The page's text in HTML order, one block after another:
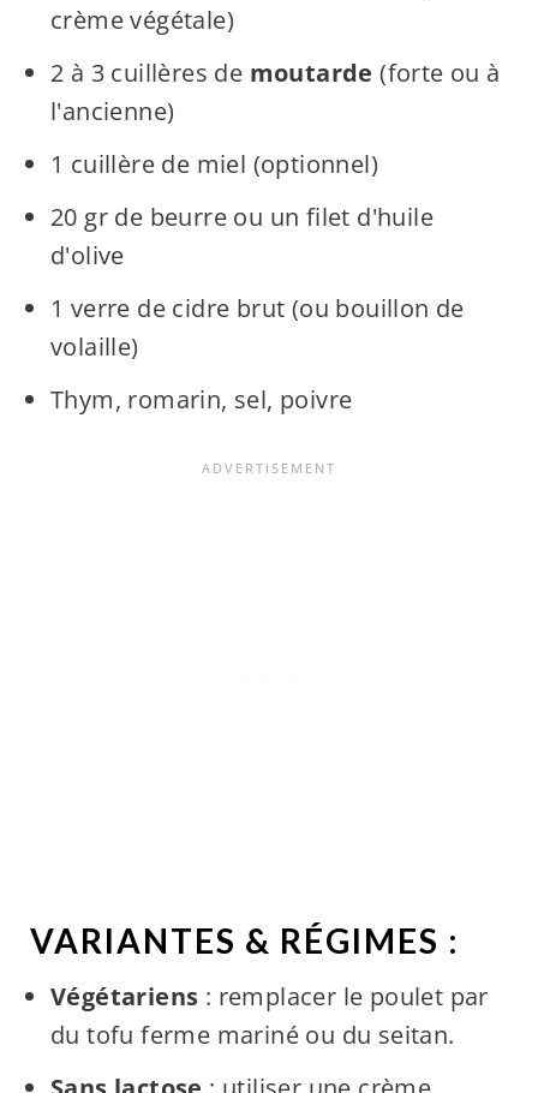
crème végétale)
2 à 3 cuillères de moutarde (forte ou à
l'ancienne)
1 cuillère de miel (optionnel)
20 gr de beurre ou un filet d'huile
d'olive
1 verre de cidre brut (ou bouillon de
volaille)
Thym, romarin, sel, poivre
VARIANTES & RÉGIMES :
Végétariens : remplacer le poulet par
du tofu ferme mariné ou du seitan.